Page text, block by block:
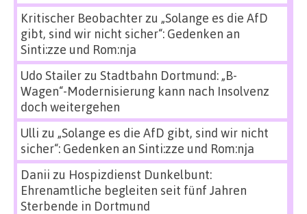
Kritischer Beobachterzu „Solange es die AfD
gibt, sind wir nicht sicher“: Gedenken an
Sinti:zze und Rom:nja
Udo Stailerzu Stadtbahn Dortmund: „B-
Wagen“-Modernisierung kann nach Insolvenz
doch weitergehen
Ulli zu „Solange es die AfD gibt, sind wir nicht
sicher“: Gedenken an Sinti:zze und Rom:nja
Danii zu Hospizdienst Dunkelbunt:
Ehrenamtliche begleiten seit fünf Jahren
Sterbende in Dortmund